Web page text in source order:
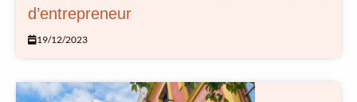
d’entrepreneur
19/12/2023